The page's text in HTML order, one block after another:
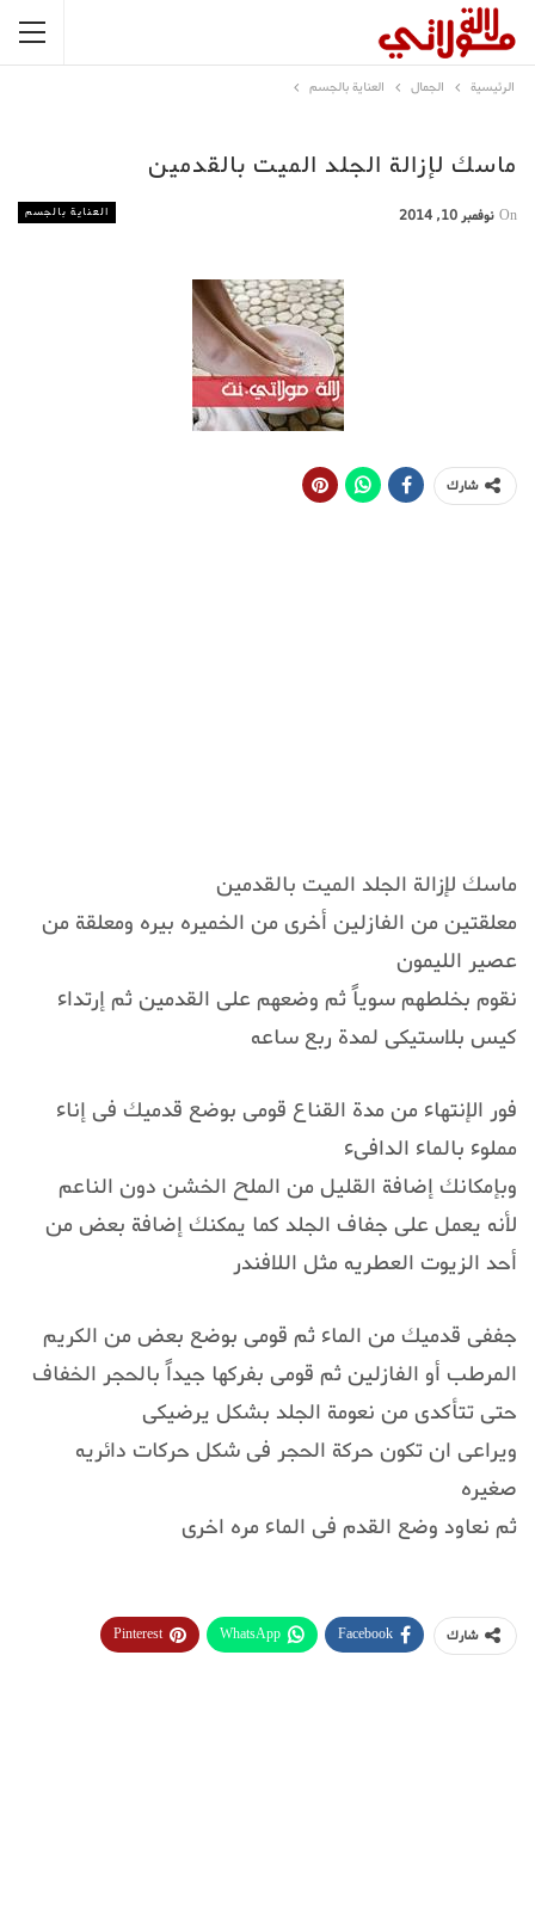
الرئيسية الجمال العناية بالجسم
ماسك لإزالة الجلد الميت بالقدمين
العناية بالجسم On نوفمبر 10, 2014
شارك
ماسك لإزالة الجلد الميت بالقدمين
معلقتين من الفازلين أخرى من الخميره بيره ومعلقة من
عصير الليمون
نقوم بخلطهم سوياً ثم وضعهم على القدمين ثم إرتداء
كيس بلاستيكى لمدة ربع ساعه
فور الإنتهاء من مدة القناع قومى بوضع قدميك فى إناء
مملوء بالماء الدافىء
وبإمكانك إضافة القليل من الملح الخشن دون الناعم
لأنه يعمل على جفاف الجلد كما يمكنك إضافة بعض من
أحد الزيوت العطريه مثل اللافندر
جففى قدميك من الماء ثم قومى بوضع بعض من الكريم
المرطب أو الفازلين ثم قومى بفركها جيداً بالحجر الخفاف
حتى تتأكدى من نعومة الجلد بشكل يرضيكى
ويراعى ان تكون حركة الحجر فى شكل حركات دائريه
صغيره
ثم نعاود وضع القدم فى الماء مره اخرى
شارك Facebook
WhatsApp
Pinterest